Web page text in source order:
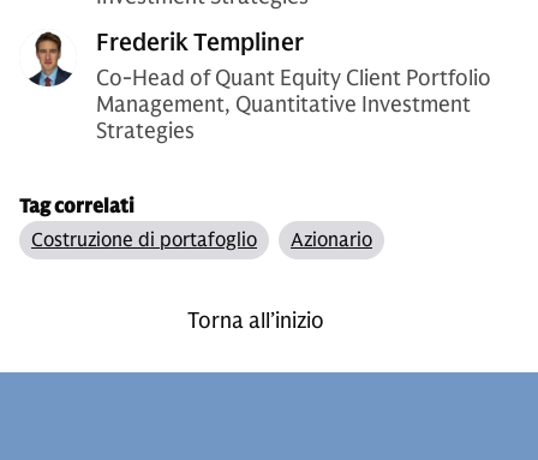
Frederik Templiner
Co-Head of Quant Equity Client Portfolio
Management, Quantitative Investment
Strategies
Tag correlati
Costruzione di portafoglio
Azionario
Torna all’inizio